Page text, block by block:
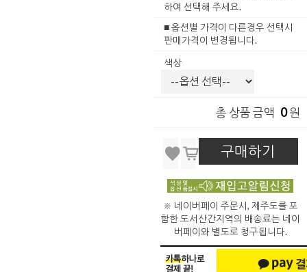
하여 선택해 주세요.
■ 옵션별 가격이 다른경우 선택시
판매가격이 변경됩니다.
색상
총 상품 금액 0원
구매하기
※ 네이버페이 주문시, 제주도를 포
함한 도서산간지역의 배송료는 네이
버페이와 별도로 청구됩니다.